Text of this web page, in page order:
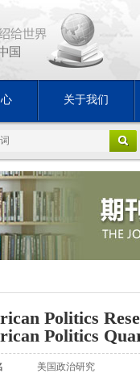
关于我们
Politics
Politics
美国政治研究